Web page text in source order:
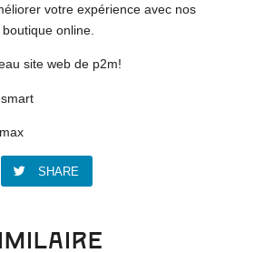
votre expérience avec nos
online.
site web de p2m!
SHARE